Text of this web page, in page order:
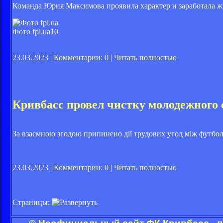
Команда Юрия Максимова проявила характер и заработала
Фото fpl.ua10
23.03.2023 | Комментарии: 0 | Читать полностью
Кривбасс провел чистку молодежного
За взаємною згодою припинено дії трудових угод між
23.03.2023 | Комментарии: 0 | Читать полностью
Страницы: